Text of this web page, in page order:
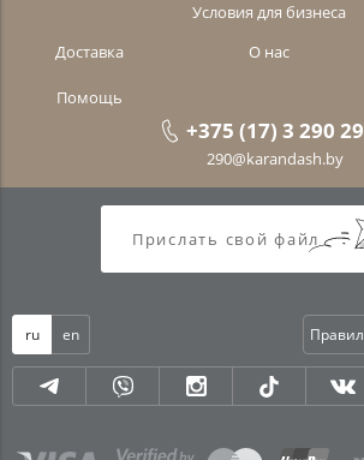
Условия для бизнеса
Доставка
О нас
Помощь
+375 (17) 3 290
290@karandash.by
Прислать свой файл
ru en